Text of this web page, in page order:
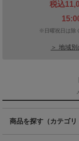
税込
※日曜祝日は除
＞ 地域
商品を探す（カテゴリ